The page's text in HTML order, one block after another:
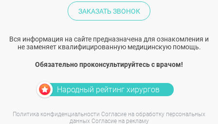
ЗАКАЗАТЬ ЗВОНОК
Вся информация на сайте предназначена для ознакомления и
не заменяет квалифицированную медицинскую помощь.
Обязательно проконсультируйтесь с врачом!
Народный рейтинг хирургов
Политика конфиденциальности Согласие на обработку персональных
данных Согласие на рекламу